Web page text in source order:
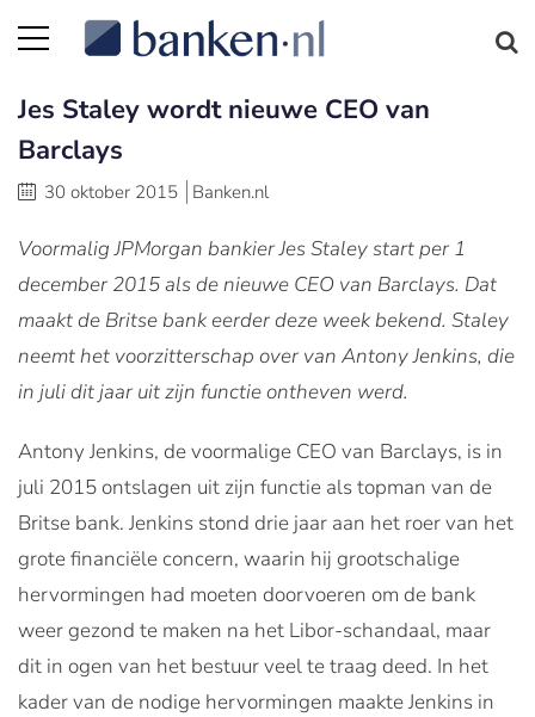
Jes Staley wordt nieuwe CEO van
Barclays
30 oktober 2015 Banken.nl
Voormalig JPMorgan bankier Jes Staley start per 1
december 2015 als de nieuwe CEO van Barclays. Dat
maakt de Britse bank eerder deze week bekend. Staley
neemt het voorzitterschap over van Antony Jenkins, die
in juli dit jaar uit zijn functie ontheven werd.
Antony Jenkins, de voormalige CEO van Barclays, is in
juli 2015 ontslagen uit zijn functie als topman van de
Britse bank. Jenkins stond drie jaar aan het roer van het
grote financiële concern, waarin hij grootschalige
hervormingen had moeten doorvoeren om de bank
weer gezond te maken na het Libor-schandaal, maar
dit in ogen van het bestuur veel te traag deed. In het
kader van de nodige hervormingen maakte Jenkins in